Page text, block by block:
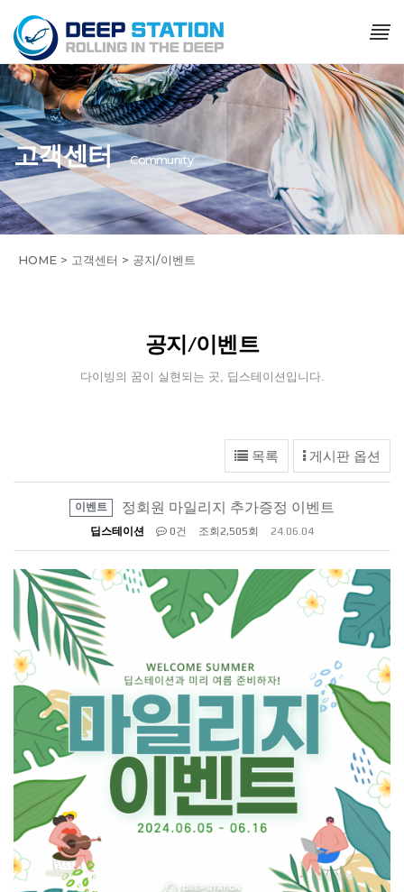
고객센터 Community
HOME > 고객센터 > 공지/이벤트
공지/이벤트
다이빙의 꿈이 실현되는 곳, 딥스테이션입니다.
목록 게시판 옵션
이벤트 정회원 마일리지 추가증정 이벤트
딥스테이션 0건 조회 2,505회 24.06.04